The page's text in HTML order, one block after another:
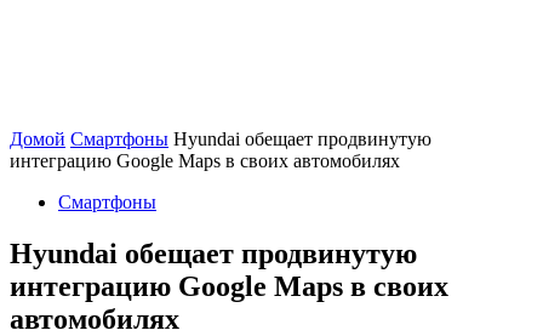
Домой Смартфоны Hyundai обещает продвинутую
интеграцию Google Maps в своих автомобилях
Смартфоны
Hyundai обещает продвинутую
интеграцию Google Maps в своих
автомобилях